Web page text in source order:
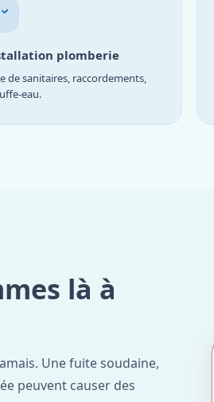
plomberie
de sanitaires, raccordements,
eau.
là à
Une fuite soudaine,
peuvent causer des